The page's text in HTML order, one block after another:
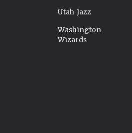
Utah Jazz
Washington
Wizards